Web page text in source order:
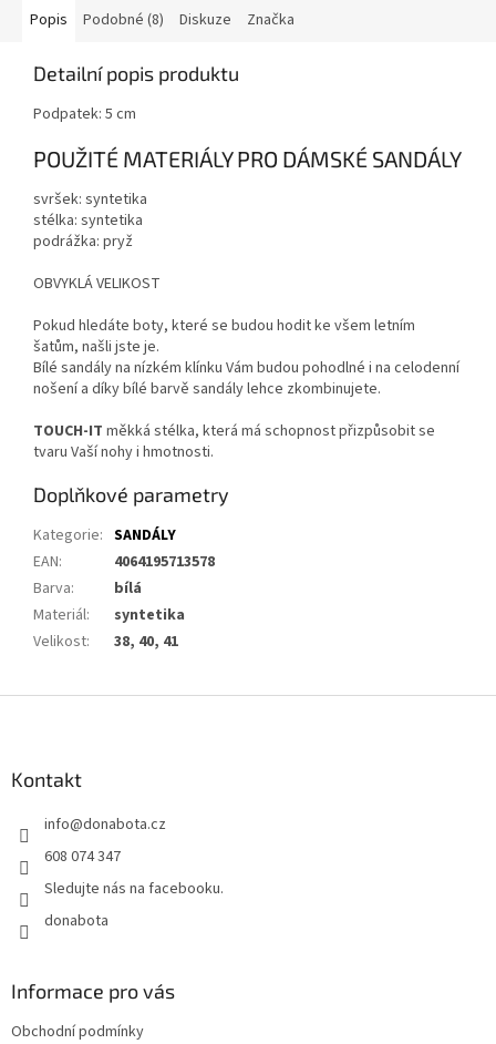
Popis Podobné (8) Diskuze Značka
Detailní popis produktu
Podpatek: 5 cm
POUŽITÉ MATERIÁLY PRO DÁMSKÉ SANDÁLY
svršek: syntetika
stélka: syntetika
podrážka: pryž
OBVYKLÁ VELIKOST
Pokud hledáte boty, které se budou hodit ke všem letním
šatům, našli jste je.
Bílé sandály na nízkém klínku Vám budou pohodlné i na celodenní
nošení a díky bílé barvě sandály lehce zkombinujete.
TOUCH-IT měkká stélka, která má schopnost přizpůsobit se
tvaru Vaší nohy i hmotnosti.
Doplňkové parametry
Kategorie: SANDÁLY
EAN:
4064195713578
Barva:
bílá
Materiál:
syntetika
Velikost: 38, 40, 41
Kontakt
info@donabota.cz
608 074 347
Sledujte nás na facebooku.
donabota
Informace pro vás
Obchodní podmínky